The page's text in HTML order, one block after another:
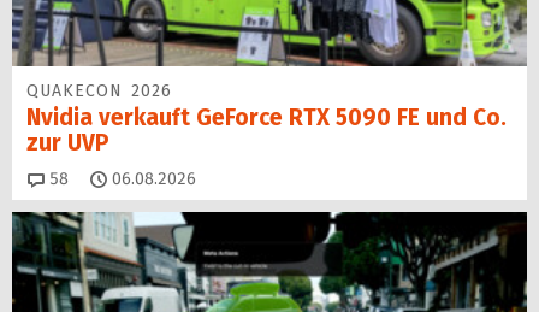
QUAKECON 2026
Nvidia verkauft GeForce RTX 5090 FE und Co.
zur UVP
58 Kommentare
06.08.2026